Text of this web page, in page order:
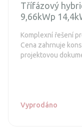
Třífázový
9,66kWp
Komplexní řešení
Cena zahrnuje
projektovou
Vyprodáno